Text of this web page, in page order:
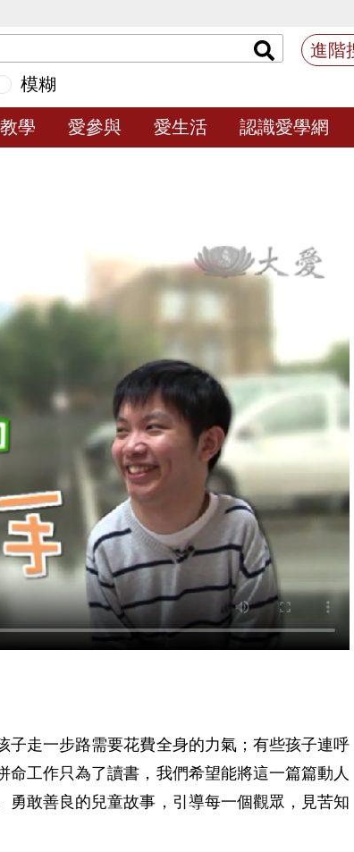
進階
模糊
學 愛參與 愛生活 認識愛學網
走一步路需要花費全身的力氣；有些孩子連呼
工作只為了讀書，我們希望能將這一篇篇動人
敢善­良的兒童故事，引導每一個觀眾，見苦知